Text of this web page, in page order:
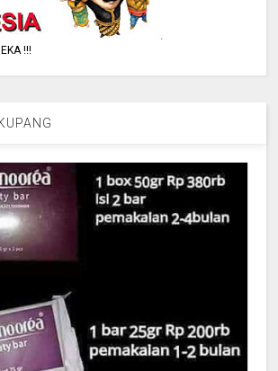
!!!